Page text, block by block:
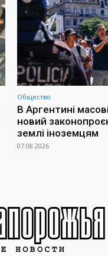
Общество
В Аргентині
новий
землі іноземцям
07.08.2026